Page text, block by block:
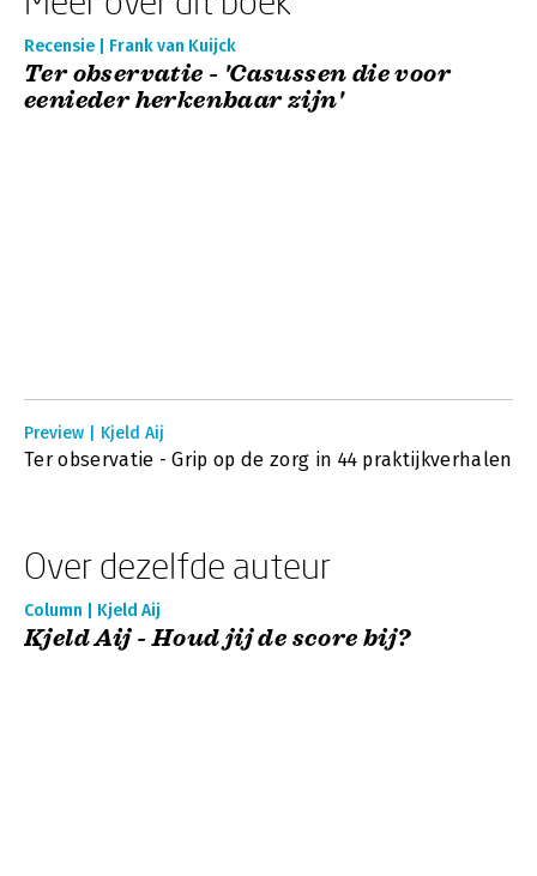
Recensie | Frank van Kuijck
Ter observatie - 'Casussen die voor
eenieder herkenbaar zijn'
Preview | Kjeld Aij
Ter observatie - Grip op de zorg in 44 praktijkverhalen
Over dezelfde auteur
Column | Kjeld Aij
Kjeld Aij - Houd jij de score bij?